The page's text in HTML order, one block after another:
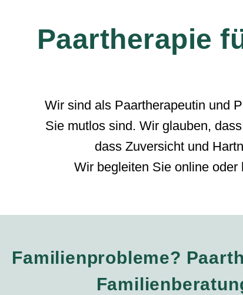
Paartherapie
Wir sind als Paartherapeutin und
Sie mutlos sind. Wir glauben,
dass Zuversicht und
Wir begleiten Sie online
Familienprobleme?